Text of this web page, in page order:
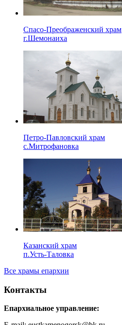
Спасо-Преображенский храм
г.Шемонаиха
Петро-Павловский храм
с.Митрофановка
Казанский храм
п.Усть-Таловка
Все храмы епархии
Контакты
Епархиальное управление: